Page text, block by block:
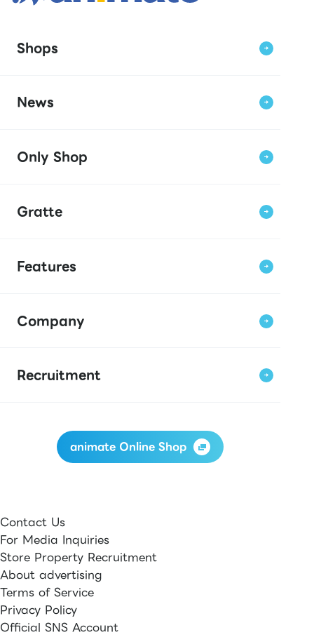
Shops
News
Only Shop
Gratte
Features
Company
Recruitment
animate Online Shop
Contact Us
For Media Inquiries
Store Property Recruitment
About advertising
Terms of Service
Privacy Policy
Official SNS Account